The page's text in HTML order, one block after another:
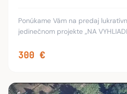
Ponúkame Vám na predaj
jedinečnom projekte „NA
na úpätí Malých Karpát vo
300 €